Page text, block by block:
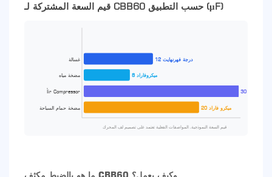
قيم السعة المشتركة لـ CBB60 حسب التطبيق (μF)
12 درجة فهرنهايت
8 ميكروفاراد
20 ميكرو فاراد
غسالة
مضخة مياه
أir Compressor
مضخة حمام السباحة
قيم السعة النموذجية. المواصفات الفعلية تعتمد على تصميم لف المحرك
ما هو بالضبط مكثف CBB60 وكيف يعمل؟